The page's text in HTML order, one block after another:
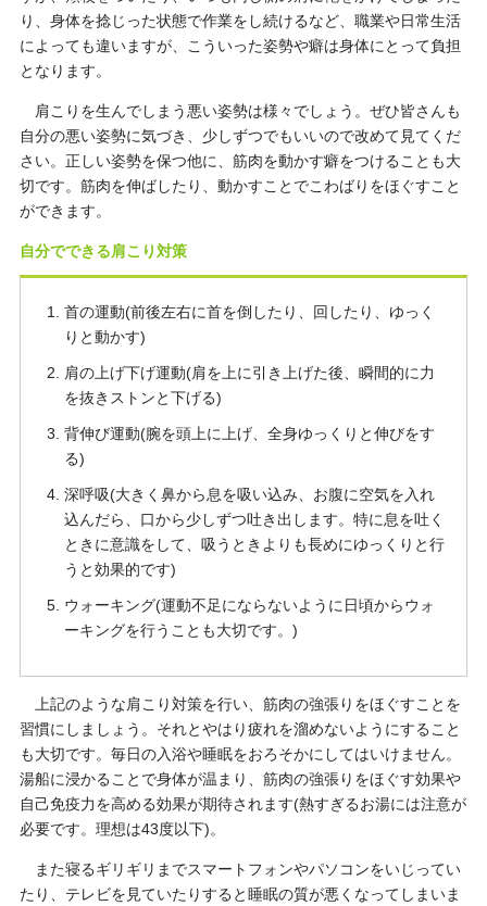
り、身体を捻じった状態で作業をし続けるなど、職業や日常生活
によっても違いますが、こういった姿勢や癖は身体にとって負担
となります。
肩こりを生んでしまう悪い姿勢は様々でしょう。ぜひ皆さんも
自分の悪い姿勢に気づき、少しずつでもいいので改めて見てくだ
さい。正しい姿勢を保つ他に、筋肉を動かす癖をつけることも大
切です。筋肉を伸ばしたり、動かすことでこわばりをほぐすこと
ができます。
自分でできる肩こり対策
首の運動(前後左右に首を倒したり、回したり、ゆっく
りと動かす)
肩の上げ下げ運動(肩を上に引き上げた後、瞬間的に力
を抜きストンと下げる)
背伸び運動(腕を頭上に上げ、全身ゆっくりと伸びをす
る)
深呼吸(大きく鼻から息を吸い込み、お腹に空気を入れ
込んだら、口から少しずつ吐き出します。特に息を吐く
ときに意識をして、吸うときよりも長めにゆっくりと行
うと効果的です)
ウォーキング(運動不足にならないように日頃からウォ
ーキングを行うことも大切です。)
上記のような肩こり対策を行い、筋肉の強張りをほぐすことを
習慣にしましょう。それとやはり疲れを溜めないようにすること
も大切です。毎日の入浴や睡眠をおろそかにしてはいけません。
湯船に浸かることで身体が温まり、筋肉の強張りをほぐす効果や
自己免疫力を高める効果が期待されます(熱すぎるお湯には注意が
必要です。理想は43度以下)。
また寝るギリギリまでスマートフォンやパソコンをいじってい
たり、テレビを見ていたりすると睡眠の質が悪くなってしまいま